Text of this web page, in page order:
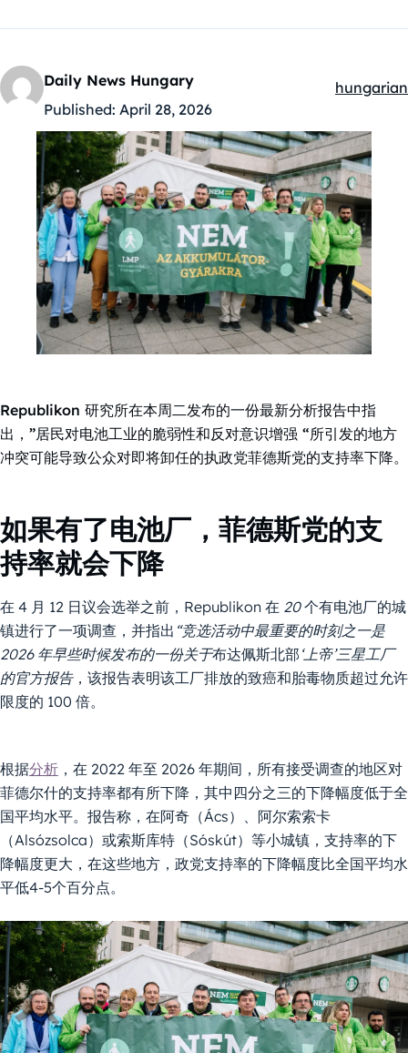
Daily News Hungary
Published: April 28, 2026
hungarian
Republikon 研究所在本周二发布的一份最新分析报告中指
出，”居民对电池工业的脆弱性和反对意识增强 “所引发的地方
冲突可能导致公众对即将卸任的执政党菲德斯党的支持率下降。
如果有了电池厂，菲德斯党的支
持率就会下降
在 4 月 12 日议会选举之前，Republikon 在 20个有电池厂的城
镇进行了一项调查，并指出 “竞选活动中最重要的时刻之一是
2026 年早些时候发布的一份关于布达佩斯北部 ‘上帝’三星工厂
的官方报告，该报告表明该工厂排放的致癌和胎毒物质超过允许
限度的 100 倍。
根据分析 ，在 2022 年至 2026 年期间，所有接受调查的地区对
菲德尔什的支持率都有所下降，其中四分之三的下降幅度低于全
国平均水平。报告称，在阿奇（Ács）、阿尔索索卡
（Alsózsolca）或索斯库特（Sóskút）等小城镇，支持率的下
降幅度更大，在这些地方，政党支持率的下降幅度比全国平均水
平低4-5个百分点。